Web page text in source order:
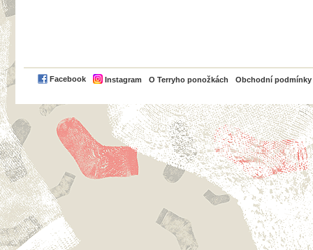
Facebook Instagram O Terryho ponožkách Obchodní podmínky
PayPal